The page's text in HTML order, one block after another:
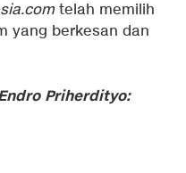
telah memilih
yang berkesan dan
Priherdityo: